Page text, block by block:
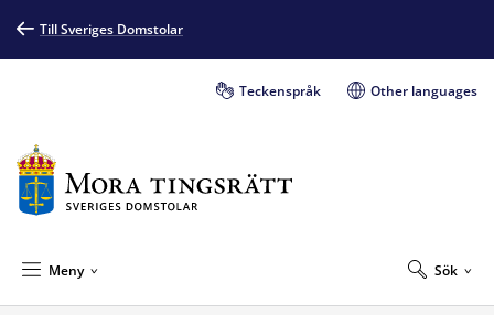
Till Sveriges Domstolar
Teckenspråk Other languages
Sök
Meny